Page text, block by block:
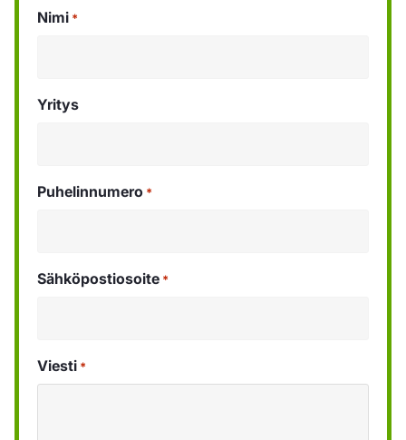
Nimi *
Yritys
Puhelinnumero *
Sähköpostiosoite *
Viesti *